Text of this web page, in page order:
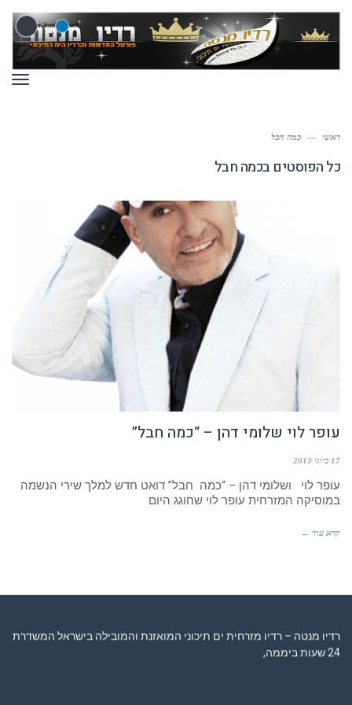
ראשי — כמה חבל
כל הפוסטים בכמה חבל
עופר לוי שלומי דהן – “כמה חבל”
17 ביוני 2013
עופר לוי ושלומי דהן – “כמה חבל” דואט חדש למלך שירי הנשמה
במוסיקה המזרחית עופר לוי שחוגג היום
קרא עוד ←
רדיו מנטה – רדיו מזרחית ים תיכוני המואזנת והמובילה בישראל המשדרת
24 שעות ביממה,